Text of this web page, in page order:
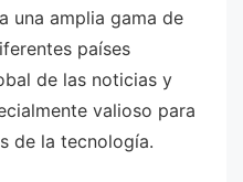
una amplia gama de
países
de las noticias y
valioso para
de la tecnología.